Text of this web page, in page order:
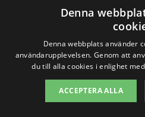
jämföra olika
bästa erbjudandet
och din budget. Här
närheten där du kan
tapetseringstjänster:
Denna
Denna webbplats använder
användarupplevelsen. Genom att
du till alla cookies i enlighet
ACCEPTERA ALLA